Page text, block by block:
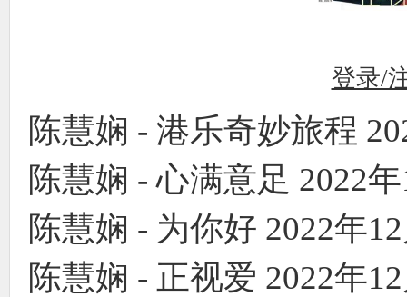
登录/
陈慧娴 - 港乐奇妙旅程
陈慧娴 - 心满意足 2022
陈慧娴 - 为你好 2022年
陈慧娴 - 正视爱 2022年